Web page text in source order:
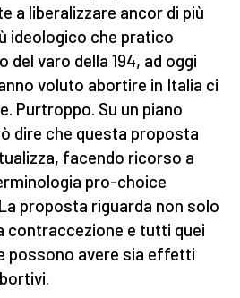
a liberalizzare ancor di più
ideologico che pratico
del varo della 194, ad oggi
voluto abortire in Italia ci
Purtroppo. Su un piano
dire che questa proposta
facendo ricorso a
pro-choice
proposta riguarda non solo
contraccezione e tutti quei
possono avere sia effetti